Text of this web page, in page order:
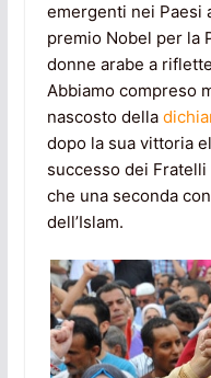
emergenti nei Paesi
premio Nobel per la
donne arabe a
Abbiamo compreso
nascosto della
dopo la sua vittoria
successo dei
che una seconda
dell’Islam.